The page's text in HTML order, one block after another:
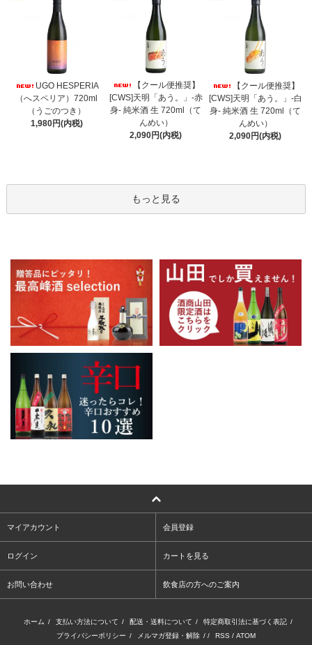
UGO HESPERIA
（へスペリア）720ml
（うごのつき）
1,980円(内税)
【クール便推奨】
[CWS]天明「あう。」-赤
身- 純米酒 生 720ml（て
んめい）
2,090円(内税)
【クール便推奨】
[CWS]天明「あう。」-白
身- 純米酒 生 720ml（て
んめい）
2,090円(内税)
もっと見る
マイアカウント 会員登録
ログイン カートを見る
お問い合わせ 飲食店の方へのご案内
ホーム / 支払い方法について / 配送・送料について / 特定商取引法に基づく表記 /
プライバシーポリシー / メルマガ登録・解除 / / RSS / ATOM